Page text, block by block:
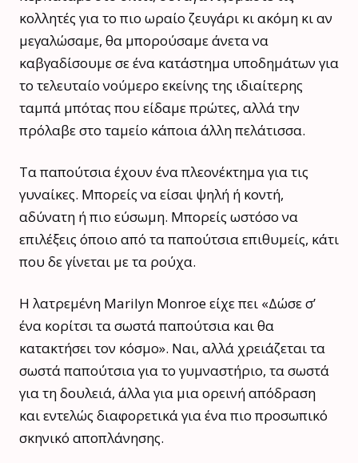
κολλητές για το πιο ωραίο ζευγάρι κι ακόμη κι αν
μεγαλώσαμε, θα μπορούσαμε άνετα να
καβγαδίσουμε σε ένα κατάστημα υποδημάτων για
το τελευταίο νούμερο εκείνης της ιδιαίτερης
ταμπά μπότας που είδαμε πρώτες, αλλά την
πρόλαβε στο ταμείο κάποια άλλη πελάτισσα.
Τα παπούτσια έχουν ένα πλεονέκτημα για τις
γυναίκες. Μπορείς να είσαι ψηλή ή κοντή,
αδύνατη ή πιο εύσωμη. Μπορείς ωστόσο να
επιλέξεις όποιο από τα παπούτσια επιθυμείς, κάτι
που δε γίνεται με τα ρούχα.
Η λατρεμένη Marilyn Monroe είχε πει «Δώσε σ’
ένα κορίτσι τα σωστά παπούτσια και θα
κατακτήσει τον κόσμο». Ναι, αλλά χρειάζεται τα
σωστά παπούτσια για το γυμναστήριο, τα σωστά
για τη δουλειά, άλλα για μια ορεινή απόδραση
και εντελώς διαφορετικά για ένα πιο προσωπικό
σκηνικό αποπλάνησης.